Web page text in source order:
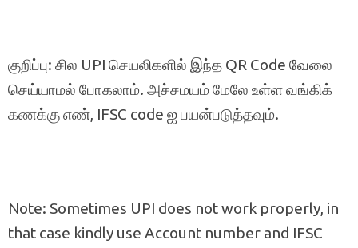
குறிப்பு: சில UPI செயலிகளில் இந்த QR Code வேலை
செய்யாமல் போகலாம். அச்சமயம் மேலே உள்ள வங்கிக்
கணக்கு எண், IFSC code ஐ பயன்படுத்தவும்.
Note: Sometimes UPI does not work properly, in
that case kindly use Account number and IFSC